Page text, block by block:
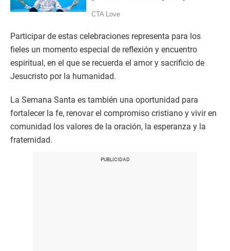
Participar de estas celebraciones representa para los
fieles un momento especial de reflexión y encuentro
espiritual, en el que se recuerda el amor y sacrificio de
Jesucristo por la humanidad.
La Semana Santa es también una oportunidad para
fortalecer la fe, renovar el compromiso cristiano y vivir en
comunidad los valores de la oración, la esperanza y la
fraternidad.